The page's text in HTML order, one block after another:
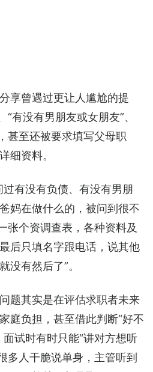
享曾遇过更让人尴尬的提
“有没有男朋友或女朋友”、
甚至还被要求填写父母职
细资料。
有没有负债、有没有男朋
妈在做什么的，被问到很不
张个资调查表，各种资料及
后只填名字跟电话，说其他
没有然后了”。
题其实是在评估求职者未来
庭负担，甚至借此判断“好不
试时有时只能“讲对方想听
多人干脆说单身，主管听到